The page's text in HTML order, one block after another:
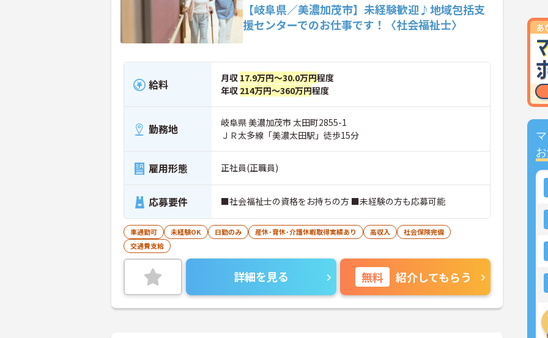
【岐阜県／美濃加茂市】未経験歓迎♪地域包括支
援センターでのお仕事です！〈社会福祉士〉
給料 月収 17.9万円～30.0万円程度
年収 214万円～360万円程度
勤務地
岐阜県 美濃加茂市 太田町2855-1
ＪＲ太多線「美濃太田駅」徒歩15分
雇用形態 正社員(正職員)
応募要件 ■社会福祉士の資格をお持ちの方 ■未経験の方も応募可能
車通勤可 未経験OK 日勤のみ 産休･育休･介護休暇取得実績あり 高収入
社会保険完備
交通費支給
詳細を見る 無料 紹介してもらう